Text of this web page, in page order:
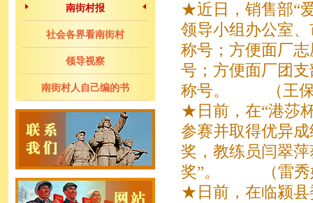
南街村报
社会各界看南街村
领导视察
南街村人自己编的书
★近日，销售部“
领导小组办公室
称号；方便面厂
号；方便面厂团
称号。 （王保
★日前，在“港莎
参赛并取得优异
奖，教练员闫翠
奖”。 （雷秀
★日前，在临颍县